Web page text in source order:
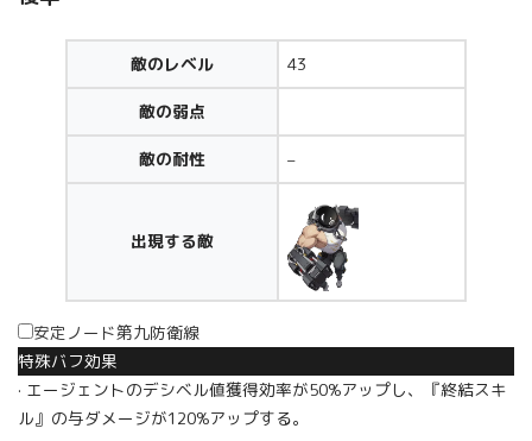
敵のレベル 43
敵の弱点
敵の耐性 –
出現する敵
安定ノード第九防衛線
特殊バフ効果
· エージェントのデシベル値獲得効率が50%アップし、『終結スキ
ル』の与ダメージが120%アップする。